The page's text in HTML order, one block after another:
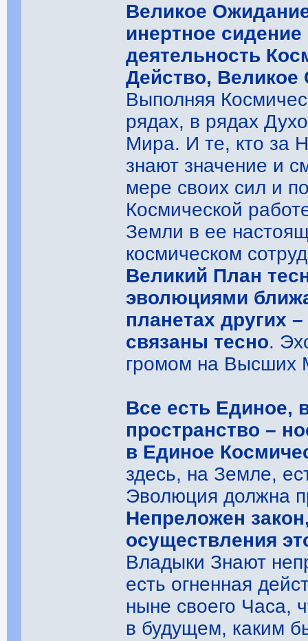
Великое
инертное
деятельность
Действо, Великое
Выполняя
рядах, в рядах
Мира. И те, кто за
знают значение и
мере своих сил и
Космической
Земли в ее
космическом
Великий План
эволюциями
планетах других
связаны тесно.
громом на Высших
Все есть Единое,
пространство –
в Единое
здесь, на Земле,
Эволюция должна
Непреложен
осуществления
Владыки Знают
есть огненная
ныне своего Часа,
в будущем, каким